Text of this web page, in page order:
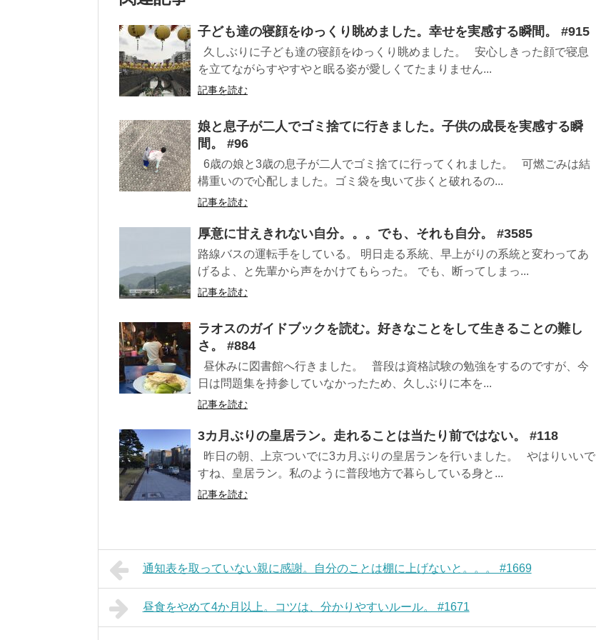
子ども達の寝顔をゆっくり眺めました。幸せを実感する瞬間。 #915
久しぶりに子ども達の寝顔をゆっくり眺めました。 安心しきった顔で寝息
を立てながらすやすやと眠る姿が愛しくてたまりません...
記事を読む
娘と息子が二人でゴミ捨てに行きました。子供の成長を実感する瞬
間。 #96
6歳の娘と3歳の息子が二人でゴミ捨てに行ってくれました。 可燃ごみは結
構重いので心配しました。ゴミ袋を曳いて歩くと破れるの...
記事を読む
厚意に甘えきれない自分。。。でも、それも自分。 #3585
路線バスの運転手をしている。 明日走る系統、早上がりの系統と変わってあ
げるよ、と先輩から声をかけてもらった。 でも、断ってしまっ...
記事を読む
ラオスのガイドブックを読む。好きなことをして生きることの難し
さ。 #884
昼休みに図書館へ行きました。 普段は資格試験の勉強をするのですが、今
日は問題集を持参していなかったため、久しぶりに本を...
記事を読む
3カ月ぶりの皇居ラン。走れることは当たり前ではない。 #118
昨日の朝、上京ついでに3カ月ぶりの皇居ランを行いました。 やはりいいで
すね、皇居ラン。私のように普段地方で暮らしている身と...
記事を読む
通知表を取っていない親に感謝。自分のことは棚に上げないと。。。 #1669
昼食をやめて4か月以上。コツは、分かりやすいルール。 #1671